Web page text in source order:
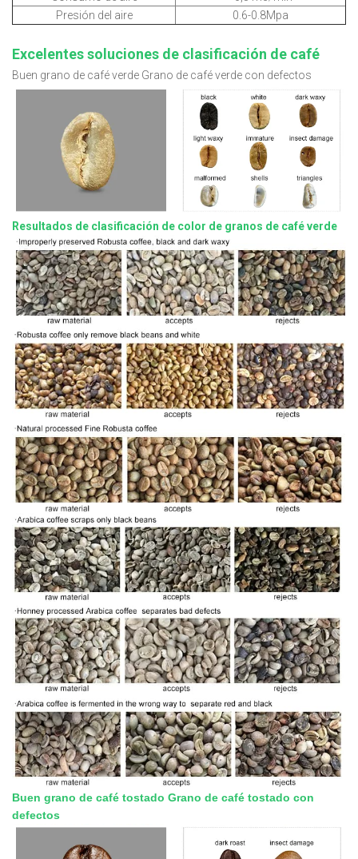
Presión del aire
0.6-0.8Mpa
Excelentes soluciones de clasificación de café
Buen grano de café verde Grano de café verde con defectos
Resultados de clasificación de color de granos de café verde
Buen grano de café tostado Grano de café tostado con
defectos